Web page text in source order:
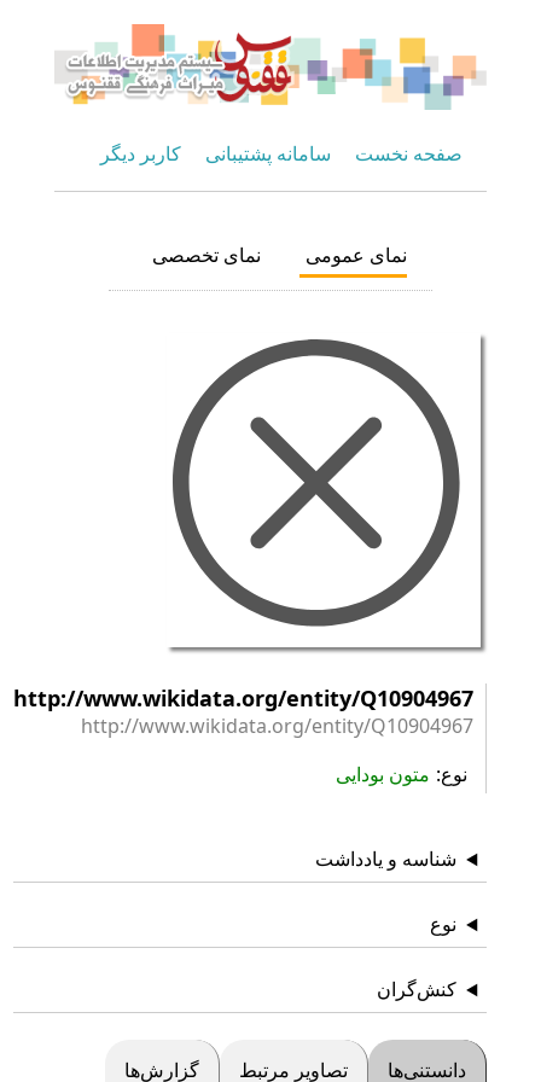
صفحه نخست سامانه پشتیبانی کاربر دیگر
نمای عمومی نمای تخصصی
http://www.wikidata.org/entity/Q10904967
http://www.wikidata.org/entity/Q10904967
نوع متون بودایی
شناسه و یادداشت
نوع
کنش‌گران
دانستنی‌ها تصاویر مرتبط گزارش‌ها